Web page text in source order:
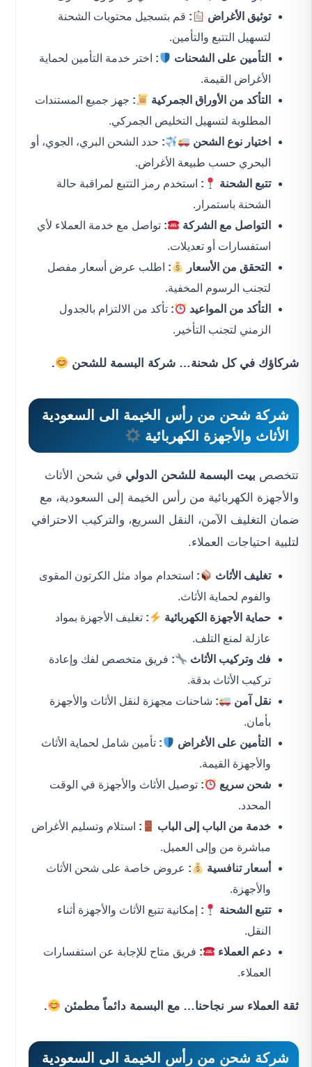
توثيق الأغراض
: قم بتسجيل محتويات الشحنة
لتسهيل التتبع والتأمين.
التأمين على الشحنات
: اختر خدمة التأمين لحماية
الأغراض القيمة.
التأكد من الأوراق الجمركية
: جهز جميع المستندات
المطلوبة لتسهيل التخليص الجمركي.
اختيار نوع الشحن
: حدد الشحن البري، الجوي، أو
البحري حسب طبيعة الأغراض.
تتبع الشحنة
: استخدم رمز التتبع لمراقبة حالة
الشحنة باستمرار.
التواصل مع الشركة
: تواصل مع خدمة العملاء لأي
استفسارات أو تعديلات.
التحقق من الأسعار
: اطلب عرض أسعار مفصل
لتجنب الرسوم المخفية.
التأكد من المواعيد
: تأكد من الالتزام بالجدول
الزمني لتجنب التأخير.
شركاؤك في كل شحنة… شركة البسمة للشحن .
شركة شحن من رأس الخيمة الى السعودية
الأثاث والأجهزة الكهربائية
تتخصص بيت البسمة للشحن الدولي في شحن الأثاث
والأجهزة الكهربائية من رأس الخيمة إلى السعودية، مع
ضمان التغليف الآمن، النقل السريع، والتركيب الاحترافي
لتلبية احتياجات العملاء.
تغليف الأثاث : استخدام مواد مثل الكرتون المقوى
والفوم لحماية الأثاث.
حماية الأجهزة الكهربائية
: تغليف الأجهزة بمواد
عازلة لمنع التلف.
فك وتركيب الأثاث
: فريق متخصص لفك وإعادة
تركيب الأثاث بدقة.
نقل آمن
: شاحنات مجهزة لنقل الأثاث والأجهزة
بأمان.
التأمين على الأغراض
: تأمين شامل لحماية الأثاث
والأجهزة القيمة.
شحن سريع
: توصيل الأثاث والأجهزة في الوقت
المحدد.
خدمة من الباب إلى الباب
: استلام وتسليم الأغراض
مباشرة من وإلى العميل.
أسعار تنافسية
: عروض خاصة على شحن الأثاث
والأجهزة.
تتبع الشحنة
: إمكانية تتبع الأثاث والأجهزة أثناء
النقل.
دعم العملاء
: فريق متاح للإجابة عن استفسارات
العملاء.
ثقة العملاء سر نجاحنا… مع البسمة دائماً مطمئن .
شركة شحن من رأس الخيمة الى السعودية